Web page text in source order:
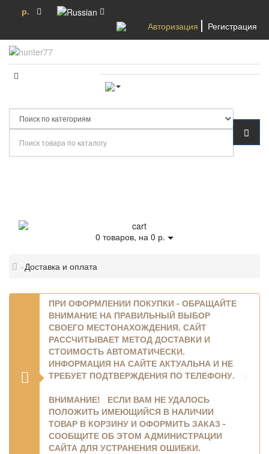
р.
Авторизация
Регистрация
0 товаров, на 0 р.
Доставка и оплата
ПРИ ОФОРМЛЕНИИ ПОКУПКИ - ОБРАЩАЙТЕ
ВНИМАНИЕ НА ПРАВИЛЬНЫЙ ВЫБОР
СВОЕГО МЕСТОНАХОЖДЕНИЯ. САЙТ
РАССЧИТЫВАЕТ МЕТОД ДОСТАВКИ И
СТОИМОСТЬ АВТОМАТИЧЕСКИ.
ИНФОРМАЦИЯ НА САЙТЕ АКТУАЛЬНА И НЕ
ТРЕБУЕТ ПОДТВЕРЖДЕНИЯ ПО ТЕЛЕФОНУ.
ВНИМАНИЕ! ЕСЛИ ВАМ НЕ УДАЛОСЬ
ПОЛОЖИТЬ ИМЕЮЩИЙСЯ В НАЛИЧИИ
ТОВАР В КОРЗИНУ И ОФОРМИТЬ ЗАКАЗ -
СООБЩИТЕ ОБ ЭТОМ АДМИНИСТРАЦИИ
САЙТА ДЛЯ УСТРАНЕНИЯ ОШИБКИ.